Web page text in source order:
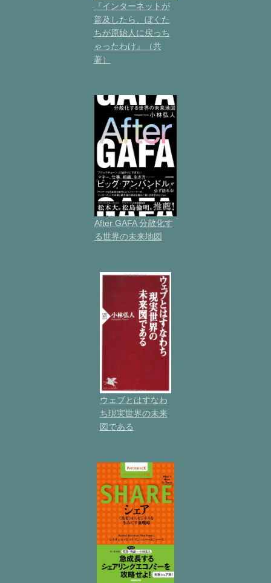
『インターネットが
普及したら、ぼくた
ちが原始人に戻っち
ゃったわけ』（共
著）
After GAFA 分散化す
る世界の未来地図
ウェブとはすなわ
ち現実世界の未来
図である